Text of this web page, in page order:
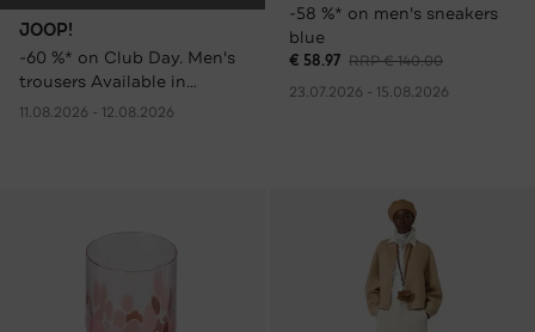
JOOP!
-60 %* on Club Day. Men's
trousers Available in
various colours only €
11.08.2026 - 12.08.2026
-58 %* on men's sneakers
blue
€ 58.97 RRP € 140.00
23.07.2026 - 15.08.2026